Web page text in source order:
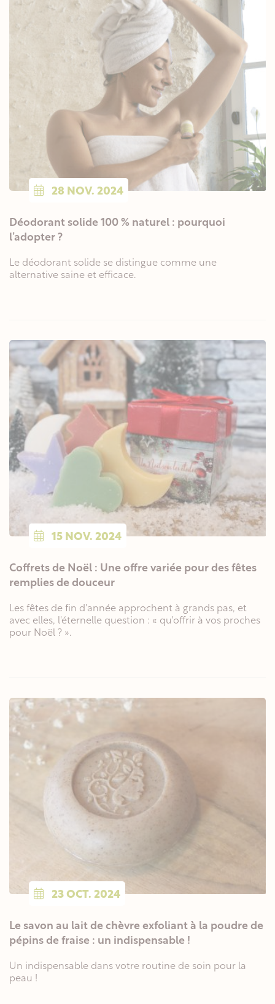
28 NOV. 2024
Déodorant solide 100 % naturel : pourquoi
l’adopter ?
Le déodorant solide se distingue comme une
alternative saine et efficace.
15 NOV. 2024
Coffrets de Noël : Une offre variée pour des fêtes
remplies de douceur
Les fêtes de fin d'année approchent à grands pas, et
avec elles, l'éternelle question : « qu'offrir à vos proches
pour Noël ? ».
23 OCT. 2024
Le savon au lait de chèvre exfoliant à la poudre de
pépins de fraise : un indispensable !
Un indispensable dans votre routine de soin pour la
peau !